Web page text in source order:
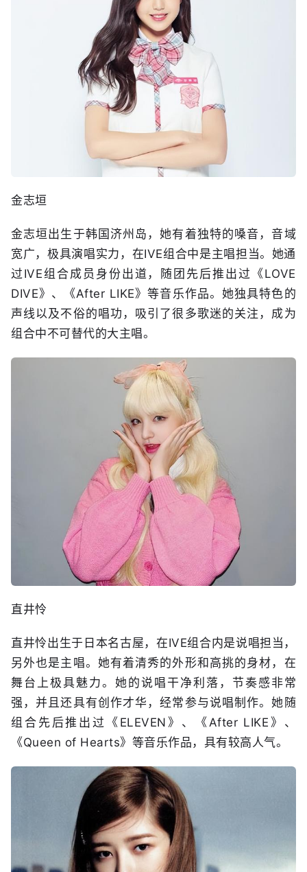
金志垣
金志垣出生于韩国济州岛，她有着独特的嗓音，音域
宽广，极具演唱实力，在IVE组合中是主唱担当。她通
过IVE组合成员身份出道，随团先后推出过《LOVE
DIVE》、《After LIKE》等音乐作品。她独具特色的
声线以及不俗的唱功，吸引了很多歌迷的关注，成为
组合中不可替代的大主唱。
直井怜
直井怜出生于日本名古屋，在IVE组合内是说唱担当，
另外也是主唱。她有着清秀的外形和高挑的身材，在
舞台上极具魅力。她的说唱干净利落，节奏感非常
强，并且还具有创作才华，经常参与说唱制作。她随
组合先后推出过《ELEVEN》、《After LIKE》、
《Queen of Hearts》等音乐作品，具有较高人气。